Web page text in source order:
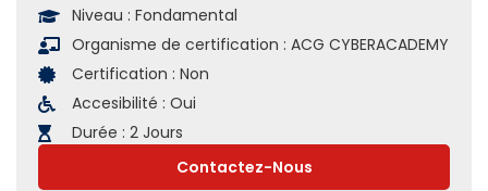
Niveau : Fondamental
Organisme de certification : ACG CYBERACADEMY
Certification : Non
Accesibilité : Oui
Durée : 2 Jours
Contactez-Nous